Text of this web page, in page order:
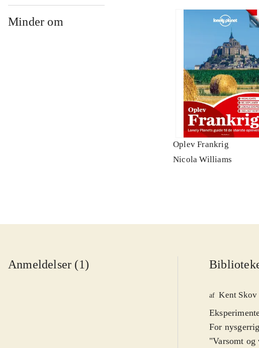
Minder om
Oplev Frankrig
Nicola Williams
Anmeldelser (1)
af Kent Skov
For
"Varsomt